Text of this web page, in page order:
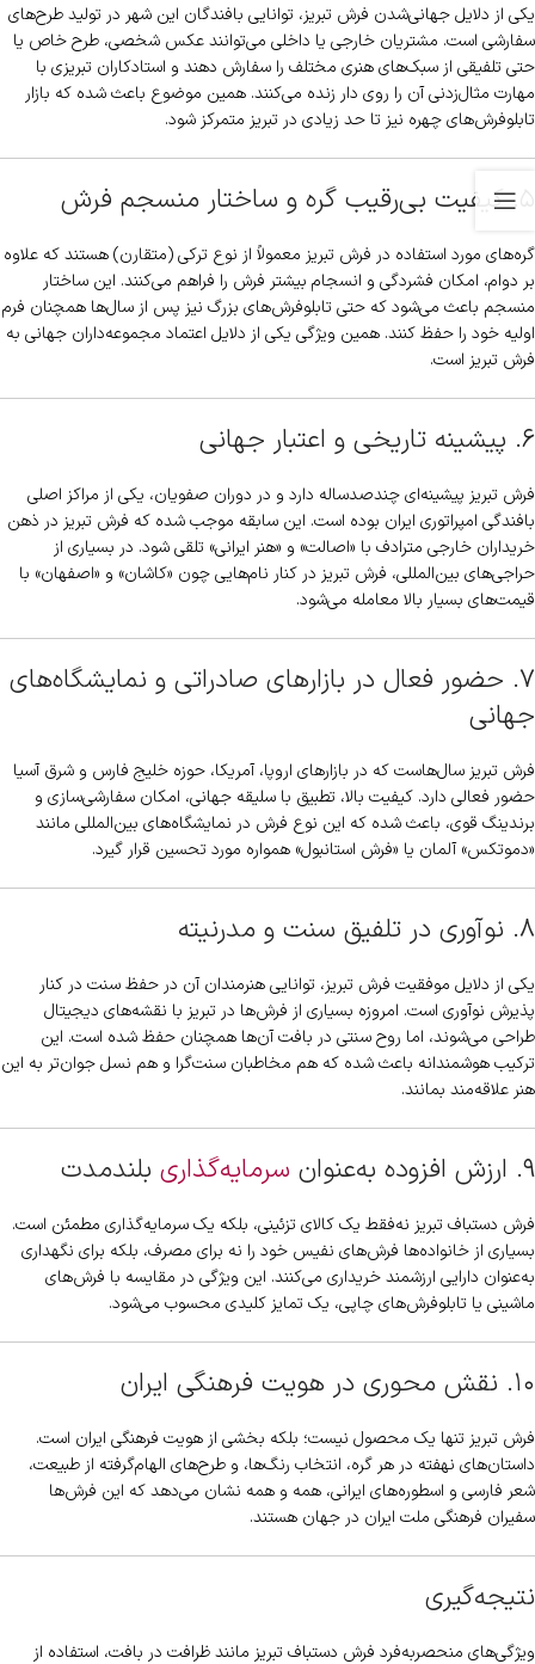
یکی از دلایل جهانی‌شدن فرش تبریز، توانایی بافندگان این شهر در تولید طرح‌های
سفارشی است. مشتریان خارجی یا داخلی می‌توانند عکس شخصی، طرح خاص یا
حتی تلفیقی از سبک‌های هنری مختلف را سفارش دهند و استادکاران تبریزی با
مهارت مثال‌زدنی آن را روی دار زنده می‌کنند. همین موضوع باعث شده که بازار
تابلوفرش‌های چهره نیز تا حد زیادی در تبریز متمرکز شود.
گره‌های مورد استفاده در فرش تبریز معمولاً از نوع ترکی (متقارن) هستند که علاوه
بر دوام، امکان فشردگی و انسجام بیشتر فرش را فراهم می‌کنند. این ساختار
منسجم باعث می‌شود که حتی تابلوفرش‌های بزرگ نیز پس از سال‌ها همچنان فرم
اولیه خود را حفظ کنند. همین ویژگی یکی از دلایل اعتماد مجموعه‌داران جهانی به
فرش تبریز است.
۶. پیشینه تاریخی و اعتبار جهانی
فرش تبریز پیشینه‌ای چندصدساله دارد و در دوران صفویان، یکی از مراکز اصلی
بافندگی امپراتوری ایران بوده است. این سابقه موجب شده که فرش تبریز در ذهن
خریداران خارجی مترادف با «اصالت» و «هنر ایرانی» تلقی شود. در بسیاری از
حراجی‌های بین‌المللی، فرش تبریز در کنار نام‌هایی چون «کاشان» و «اصفهان» با
قیمت‌های بسیار بالا معامله می‌شود.
۷. حضور فعال در بازارهای صادراتی و نمایشگاه‌های
جهانی
فرش تبریز سال‌هاست که در بازارهای اروپا، آمریکا، حوزه خلیج فارس و شرق آسیا
حضور فعالی دارد. کیفیت بالا، تطبیق با سلیقه جهانی، امکان سفارشی‌سازی و
برندینگ قوی، باعث شده که این نوع فرش در نمایشگاه‌های بین‌المللی مانند
«دموتکس» آلمان یا «فرش استانبول» همواره مورد تحسین قرار گیرد.
۸. نوآوری در تلفیق سنت و مدرنیته
یکی از دلایل موفقیت فرش تبریز، توانایی هنرمندان آن در حفظ سنت در کنار
پذیرش نوآوری است. امروزه بسیاری از فرش‌ها در تبریز با نقشه‌های دیجیتال
طراحی می‌شوند، اما روح سنتی در بافت آن‌ها همچنان حفظ شده است. این
ترکیب هوشمندانه باعث شده که هم مخاطبان سنت‌گرا و هم نسل جوان‌تر به این
هنر علاقه‌مند بمانند.
۹. ارزش افزوده به‌عنوان سرمایه‌گذاری بلندمدت
فرش دستباف تبریز نه‌فقط یک کالای تزئینی، بلکه یک سرمایه‌گذاری مطمئن است.
بسیاری از خانواده‌ها فرش‌های نفیس خود را نه برای مصرف، بلکه برای نگهداری
به‌عنوان دارایی ارزشمند خریداری می‌کنند. این ویژگی در مقایسه با فرش‌های
ماشینی یا تابلوفرش‌های چاپی، یک تمایز کلیدی محسوب می‌شود.
۱۰. نقش محوری در هویت فرهنگی ایران
فرش تبریز تنها یک محصول نیست؛ بلکه بخشی از هویت فرهنگی ایران است.
داستان‌های نهفته در هر گره، انتخاب رنگ‌ها، و طرح‌های الهام‌گرفته از طبیعت،
شعر فارسی و اسطوره‌های ایرانی، همه و همه نشان می‌دهد که این فرش‌ها
سفیران فرهنگی ملت ایران در جهان هستند.
نتیجه‌گیری
ویژگی‌های منحصربه‌فرد فرش دستباف تبریز مانند ظرافت در بافت، استفاده از